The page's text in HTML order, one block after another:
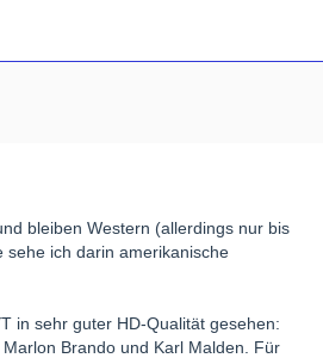
bleiben Western (allerdings nur bis
sehe ich darin amerikanische
in sehr guter HD-Qualität gesehen:
Brando und Karl Malden. Für